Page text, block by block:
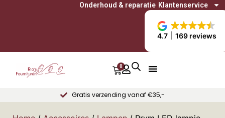
4.7 169 reviews
Onderhoud & reparatie Klantenservice
0
Gratis verzending vanaf €35,-